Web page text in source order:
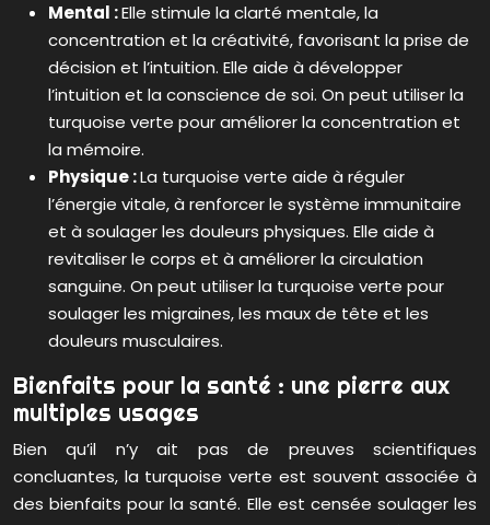
Mental :Elle stimule la clarté mentale, la
concentration et la créativité, favorisant la prise de
décision et l’intuition. Elle aide à développer
l’intuition et la conscience de soi. On peut utiliser la
turquoise verte pour améliorer la concentration et
la mémoire.
Physique :La turquoise verte aide à réguler
l’énergie vitale, à renforcer le système immunitaire
et à soulager les douleurs physiques. Elle aide à
revitaliser le corps et à améliorer la circulation
sanguine. On peut utiliser la turquoise verte pour
soulager les migraines, les maux de tête et les
douleurs musculaires.
Bienfaits pour la santé : une pierre aux
multiples usages
Bien qu’il n’y ait pas de preuves scientifiques
concluantes, la turquoise verte est souvent associée à
des bienfaits pour la santé. Elle est censée soulager les